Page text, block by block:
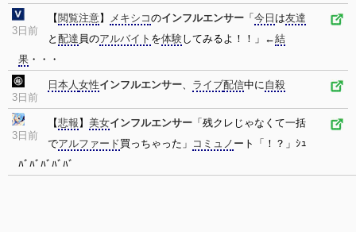
3日前
【 閲覧注意】 メキシコのインフルエンサー 「 今日 は友達
と 配達 員のアルバイト を体験してみるよ！！」←結
果 ・・・
3日前
日本人女性インフルエンサー、 ライブ配信中に自殺
3日前
【悲報 】 美女インフルエンサー 「残クレじゃなくて一括
でアルファード買っちゃった」 コミュノ ート「！？」ｼｭ
ﾊﾞﾊﾞﾊﾞﾊﾞﾊﾞ